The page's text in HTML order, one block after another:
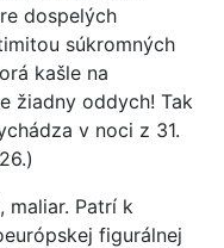
dospelých
súkromných
kašle na
žiadny oddych! Tak
v noci z 31.
maliar. Patrí k
figurálnej